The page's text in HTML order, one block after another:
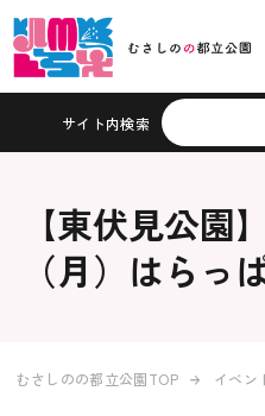
サイト内検索
【東伏見公園
（月）はらっ
むさしのの都立公園TOP イベン